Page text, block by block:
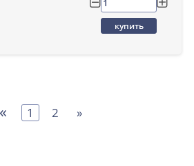
купить
« 1 2 »